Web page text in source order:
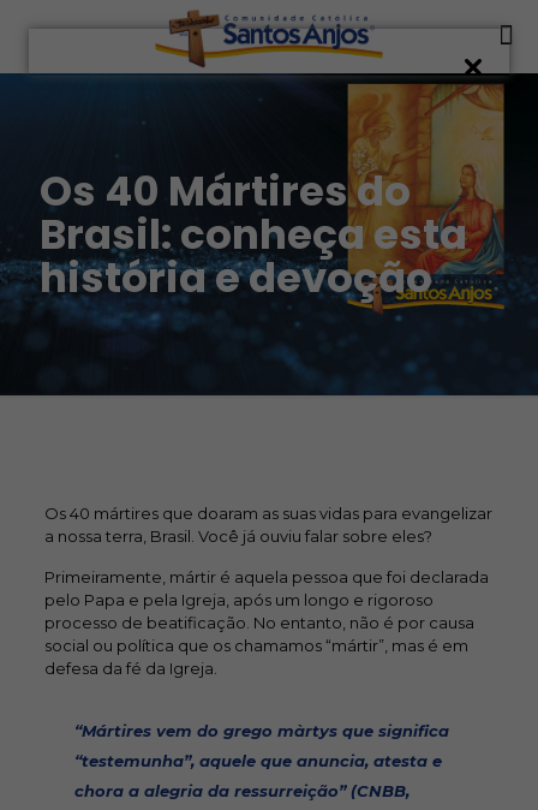
Os 40 Mártires do
Brasil: conheça esta
história e devoção
Os 40 mártires que doaram as suas vidas para evangelizar
a nossa terra, Brasil. Você já ouviu falar sobre eles?
Primeiramente, mártir é aquela pessoa que foi declarada
pelo Papa e pela Igreja, após um longo e rigoroso
processo de beatificação. No entanto, não é por causa
social ou política que os chamamos “mártir”, mas é em
defesa da fé da Igreja.
“Mártires vem do grego màrtysque significa
“testemunha”, aquele que anuncia, atesta e
chora a alegria da ressurreição”(CNBB,